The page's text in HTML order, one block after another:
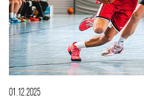
01.12.2025